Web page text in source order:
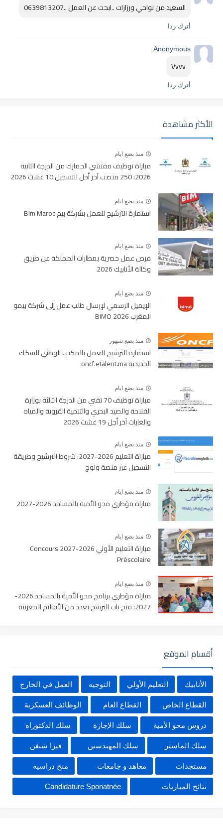
السعيد من نواحي ورزازات ..ابحت عن العمل ..0639813207
أترك ردا
Anonymous
Vvvv
أترك ردا
الأكثر مشاهدة
منذ بضع ايام
مباراة توظيف مفتشي الجمارك من الدرجة الثانية
2026: 250 منصب آخر أجل للتسجيل 10 غشت 2026
منذ بضع ايام
استمارة الترشيح للعمل بشركة بيم Bim Maroc
منذ بضع ايام
فرص عمل حصرية بمطارات المملكة عن طريق
وكالة الأنابيك 2026
منذ بضع ايام
الإيميل الرسمي لإرسال طلب عمل إلى شركة بيمو
المغرب BIMO 2026
منذ بضع شهور
استمارة الترشيح للعمل بالمكتب الوطني للسكك
الحديدية oncf.etalent.ma
منذ بضع ايام
مباراة توظيف 70 تقني من الدرجة الثالثة بوزارة
الفلاحة والصيد البحري والتنمية القروية والمياه
والغابات آخر أجل 19 غشت 2026
منذ بضع ايام
مباراة التعليم 2026-2027: شروط الترشيح وطريقة
التسجيل عبر منصة ولوج
منذ بضع ايام
مباراة مؤطري محو الأمية بالمساجد 2026-2027
منذ بضع ايام
مباراة التعليم الأولي 2026-2027 Concours
Préscolaire
منذ بضع ايام
مباراة مؤطري برنامج محو الأمية بالمساجد 2026-
2027: فتح باب الترشح بعدد من الأقاليم المغربية
أقسام الموقع
الأنابيك التعليم الأولي التوجيه العمل في الخارج
القطاع الخاص القطاع العام الوظائف العسكرية
دروس محو الأمية سلك الإجازة سلك الدكتوراه
سلك الماستر سلك المهندسين فيزا شنغن
مستجدات معاهد و جامعات منح دراسية
نتائج المباريات Candidature Sponatnée